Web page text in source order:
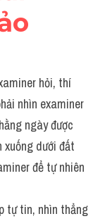
hỏi, thí
nhìn examiner
ngày được
xuống dưới đất
để tự nhiên
tự tin, nhìn thẳng